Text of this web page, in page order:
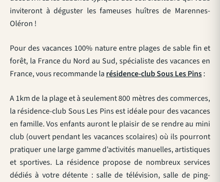
inviteront à déguster les fameuses huîtres de Marennes-
Oléron !
Pour des vacances 100% nature entre plages de sable fin et
forêt, la France du Nord au Sud, spécialiste des vacances en
France, vous recommande la résidence-club Sous Les Pins:
A 1km de la plage et à seulement 800 mètres des commerces,
la résidence-club Sous Les Pins est idéale pour des vacances
en famille. Vos enfants auront le plaisir de se rendre au mini
club (ouvert pendant les vacances scolaires) où ils pourront
pratiquer une large gamme d’activités manuelles, artistiques
et sportives. La résidence propose de nombreux services
dédiés à votre détente : salle de télévision, salle de ping-